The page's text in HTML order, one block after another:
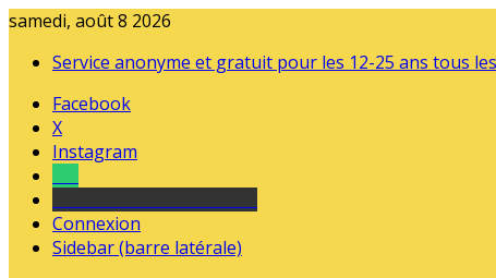
samedi, août 8 2026
Service anonyme et gratuit pour les 12-25 ans tous
Facebook
X
Instagram
Connexion
Sidebar (barre latérale)